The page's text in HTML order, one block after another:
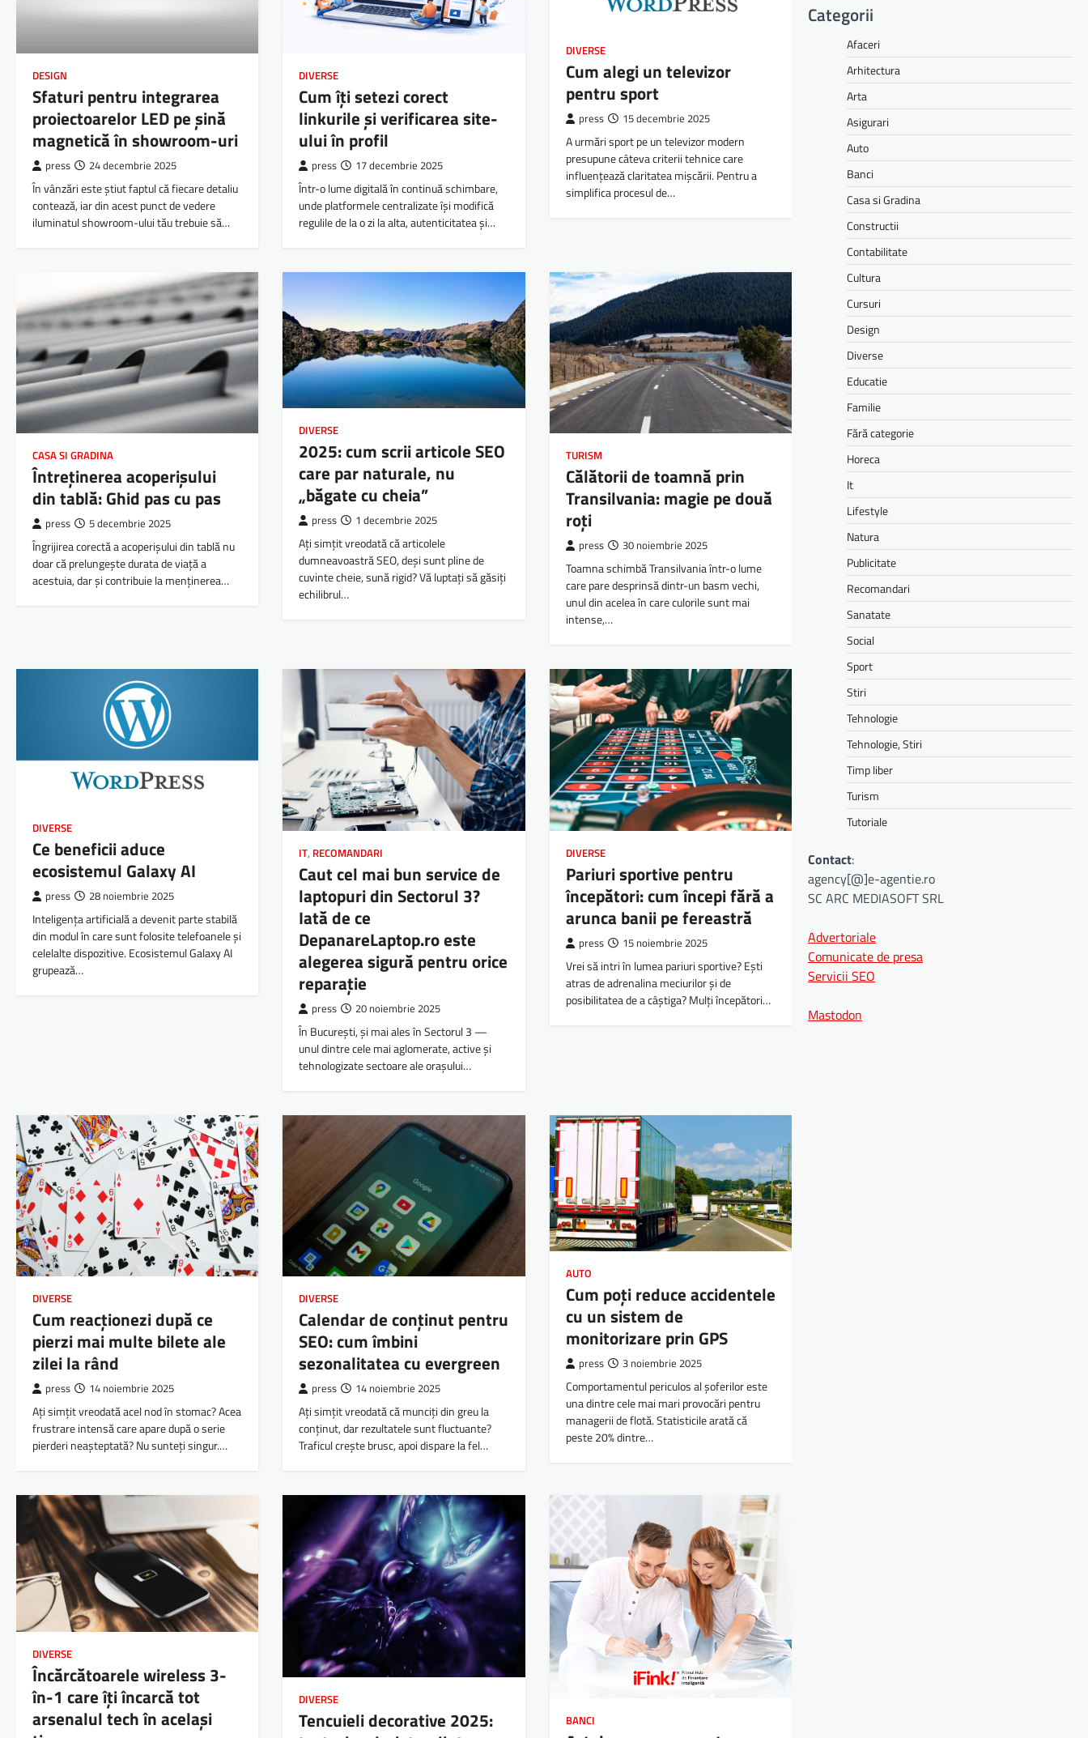
DESIGN
Sfaturi pentru integrarea
proiectoarelor LED pe șină
magnetică în showroom-uri
press 24 decembrie 2025
În vânzări este știut faptul că fiecare detaliu
contează, iar din acest punct de vedere
iluminatul showroom-ului tău trebuie să…
DIVERSE
Cum îți setezi corect
linkurile și verificarea site-
ului în profil
press 17 decembrie 2025
Într-o lume digitală în continuă schimbare,
unde platformele centralizate își modifică
regulile de la o zi la alta, autenticitatea și…
DIVERSE
Cum alegi un televizor
pentru sport
press 15 decembrie 2025
A urmări sport pe un televizor modern
presupune câteva criterii tehnice care
influențează claritatea mișcării. Pentru a
simplifica procesul de…
CASA SI GRADINA
Întreținerea acoperișului
din tablă: Ghid pas cu pas
press 5 decembrie 2025
Îngrijirea corectă a acoperișului din tablă nu
doar că prelungește durata de viață a
acestuia, dar și contribuie la menținerea…
DIVERSE
2025: cum scrii articole SEO
care par naturale, nu
„băgate cu cheia”
press 1 decembrie 2025
Ați simțit vreodată că articolele
dumneavoastră SEO, deși sunt pline de
cuvinte cheie, sună rigid? Vă luptați să găsiți
echilibrul…
TURISM
Călătorii de toamnă prin
Transilvania: magie pe două
roți
press 30 noiembrie 2025
Toamna schimbă Transilvania într-o lume
care pare desprinsă dintr-un basm vechi,
unul din acelea în care culorile sunt mai
intense,…
DIVERSE
Ce beneficii aduce
ecosistemul Galaxy AI
press 28 noiembrie 2025
Inteligența artificială a devenit parte stabilă
din modul în care sunt folosite telefoanele și
celelalte dispozitive. Ecosistemul Galaxy AI
grupează…
IT, RECOMANDARI
Caut cel mai bun service de
laptopuri din Sectorul 3?
Iată de ce
DepanareLaptop.ro este
alegerea sigură pentru orice
reparație
press 20 noiembrie 2025
În București, și mai ales în Sectorul 3 —
unul dintre cele mai aglomerate, active și
tehnologizate sectoare ale orașului…
DIVERSE
Pariuri sportive pentru
începători: cum începi fără a
arunca banii pe fereastră
press 15 noiembrie 2025
Vrei să intri în lumea pariuri sportive? Ești
atras de adrenalina meciurilor și de
posibilitatea de a câștiga? Mulți începători…
DIVERSE
Cum reacționezi după ce
pierzi mai multe bilete ale
zilei la rând
press 14 noiembrie 2025
Ați simțit vreodată acel nod în stomac? Acea
frustrare intensă care apare după o serie
pierderi neașteptată? Nu sunteți singur.…
DIVERSE
Calendar de conținut pentru
SEO: cum îmbini
sezonalitatea cu evergreen
press 14 noiembrie 2025
Ați simțit vreodată că munciți din greu la
conținut, dar rezultatele sunt fluctuante?
Traficul crește brusc, apoi dispare la fel…
AUTO
Cum poți reduce accidentele
cu un sistem de
monitorizare prin GPS
press 3 noiembrie 2025
Comportamentul periculos al șoferilor este
una dintre cele mai mari provocări pentru
managerii de flotă. Statisticile arată că
peste 20% dintre…
DIVERSE
Încărcătoarele wireless 3-
în-1 care îți încarcă tot
arsenalul tech în același
DIVERSE
Tencuieli decorative 2025:
BANCI
Categorii
Afaceri
Arhitectura
Arta
Asigurari
Auto
Banci
Casa si Gradina
Constructii
Contabilitate
Cultura
Cursuri
Design
Diverse
Educatie
Familie
Fără categorie
Horeca
It
Lifestyle
Natura
Publicitate
Recomandari
Sanatate
Social
Sport
Stiri
Tehnologie
Tehnologie, Stiri
Timp liber
Turism
Tutoriale
Contact:
agency[@]e-agentie.ro
SC ARC MEDIASOFT SRL
Advertoriale
Comunicate de presa
Servicii SEO
Mastodon